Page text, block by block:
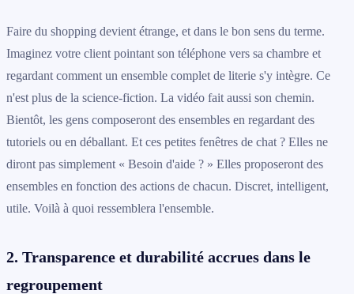
Faire du shopping devient étrange, et dans le bon sens du terme.
Imaginez votre client pointant son téléphone vers sa chambre et
regardant comment un ensemble complet de literie s'y intègre. Ce
n'est plus de la science-fiction. La vidéo fait aussi son chemin.
Bientôt, les gens composeront des ensembles en regardant des
tutoriels ou en déballant. Et ces petites fenêtres de chat ? Elles ne
diront pas simplement « Besoin d'aide ? » Elles proposeront des
ensembles en fonction des actions de chacun. Discret, intelligent,
utile. Voilà à quoi ressemblera l'ensemble.
2. Transparence et durabilité accrues dans le
regroupement